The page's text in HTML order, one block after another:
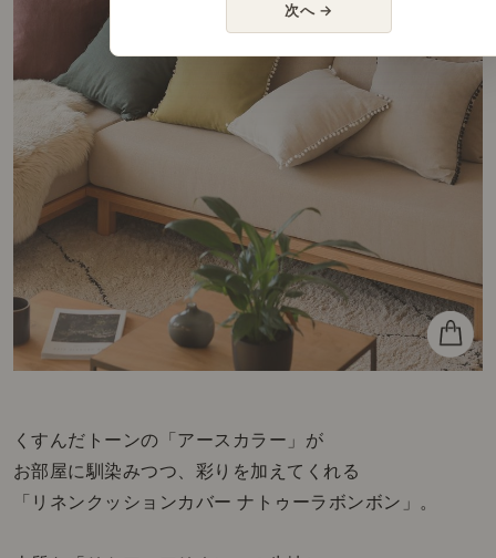
くすんだトーンの「アースカラー」が
お部屋に馴染みつつ、彩りを加えてくれる
「リネンクッションカバー ナトゥーラボンボン」。
次へ →